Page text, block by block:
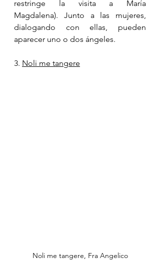
restringe la visita a María
Magdalena). Junto a las mujeres,
dialogando con ellas, pueden
aparecer uno o dos ángeles.
3. Noli me tangere
Noli me tangere, Fra Angelico